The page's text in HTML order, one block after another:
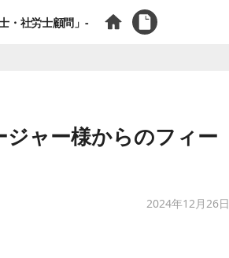
・社労士顧問」-
ャー様からのフィー
2024年12月26日